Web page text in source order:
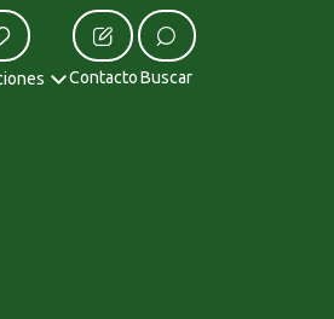
Contacto Buscar